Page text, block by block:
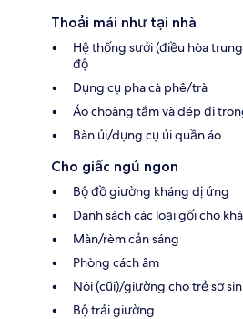
Thoải mái như tại nhà
Hệ thống sưởi (điều hòa
độ
Dụng cụ pha cà phê/trà
Áo choàng tắm và dép đi
Bàn ủi/dụng cụ ủi quần áo
Cho giấc ngủ ngon
Bộ đồ giường kháng dị ứng
Danh sách các loại gối cho
Màn/rèm cản sáng
Phòng cách âm
Nôi (cũi)/giường cho trẻ sơ
Bộ trải giường